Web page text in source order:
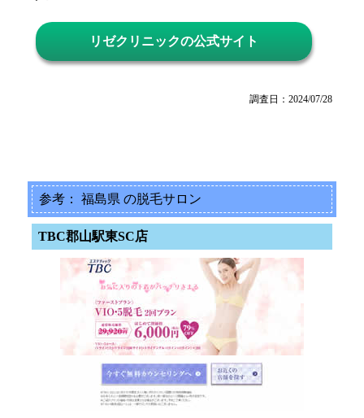
リゼクリニックの公式サイト
調査日：2024/07/28
参考： 福島県 の脱毛サロン
TBC郡山駅東SC店